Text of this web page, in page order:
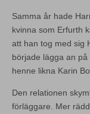
Samma år hade
kvinna som Erfurth
att han tog med sig
började lägga an
henne likna Karin
Den relationen
förläggare. Mer